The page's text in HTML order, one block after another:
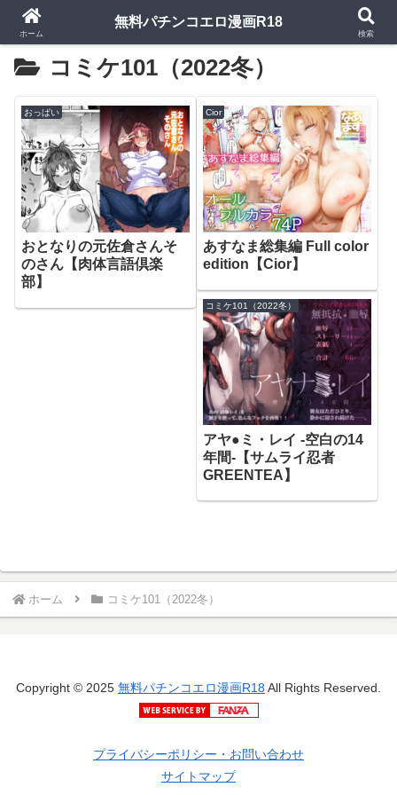
コミケ101（2022冬）
おっぱい
おとなりの元佐倉さんそ
のさん【肉体言語倶楽
部】
Cior
あすなま総集編 Full color
edition【Cior】
コミケ101（2022冬）
アヤ●ミ・レイ -空白の14
年間-【サムライ忍者
GREENTEA】
ホーム コミケ101（2022冬）
Copyright © 2025 無料パチンコエロ漫画R18 All Rights Reserved.
プライバシーポリシー・お問い合わせ
サイトマップ
ホーム
無料パチンコエロ漫画R18
検索